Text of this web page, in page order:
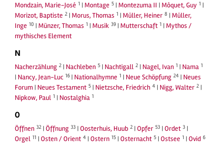
Mondzain, Marie-José 1 | Montage 5 | Montezuma II | Môquet, Guy 1 |
Morizot, Baptiste 2 | Morus, Thomas 1 | Müller, Heiner 8 | Müller,
Inge 10 | Münzer, Thomas 1 | Musik 39 | Mutterschaft 1 | Mythos /
mythisches Element
N
Nacherzählung 2 | Nachleben 5 | Nachtigall 2 | Nagel, Ivan 1 | Nama 1
| Nancy, Jean-Luc 16 | Nationalhymne 1 | Neue Schöpfung 24 | Neues
Forum | Neues Testament 5 | Nietzsche, Friedrich 4 | Nigg, Walter 2 |
Nipkow, Paul 1 | Nostalghia 1
O
Öffnen 32 |Öffnung 33 |Oosterhuis, Huub 2 |Opfer 53 |Ordet 3 |
Orgel 11 |Osten / Orient 4 |Ostern 15 |Osternacht 5 |Ostsee 1 |Ovid 6